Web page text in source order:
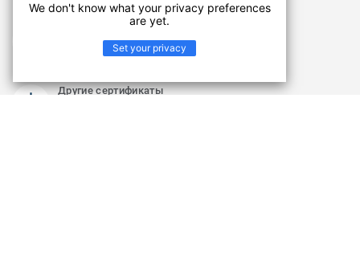
Другие сертификаты
We don't know what your privacy preferences
are yet.
Set your privacy